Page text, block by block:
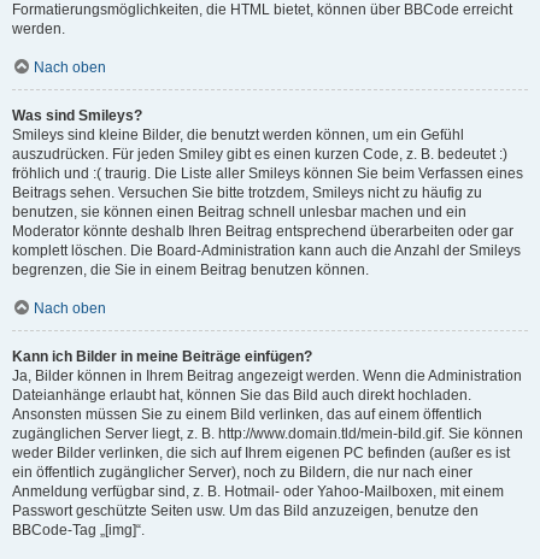
Formatierungsmöglichkeiten, die HTML bietet, können über BBCode erreicht
werden.
Nach oben
Was sind Smileys?
Smileys sind kleine Bilder, die benutzt werden können, um ein Gefühl
auszudrücken. Für jeden Smiley gibt es einen kurzen Code, z. B. bedeutet :)
fröhlich und :( traurig. Die Liste aller Smileys können Sie beim Verfassen eines
Beitrags sehen. Versuchen Sie bitte trotzdem, Smileys nicht zu häufig zu
benutzen, sie können einen Beitrag schnell unlesbar machen und ein
Moderator könnte deshalb Ihren Beitrag entsprechend überarbeiten oder gar
komplett löschen. Die Board-Administration kann auch die Anzahl der Smileys
begrenzen, die Sie in einem Beitrag benutzen können.
Nach oben
Kann ich Bilder in meine Beiträge einfügen?
Ja, Bilder können in Ihrem Beitrag angezeigt werden. Wenn die Administration
Dateianhänge erlaubt hat, können Sie das Bild auch direkt hochladen.
Ansonsten müssen Sie zu einem Bild verlinken, das auf einem öffentlich
zugänglichen Server liegt, z. B. http://www.domain.tld/mein-bild.gif. Sie können
weder Bilder verlinken, die sich auf Ihrem eigenen PC befinden (außer es ist
ein öffentlich zugänglicher Server), noch zu Bildern, die nur nach einer
Anmeldung verfügbar sind, z. B. Hotmail- oder Yahoo-Mailboxen, mit einem
Passwort geschützte Seiten usw. Um das Bild anzuzeigen, benutze den
BBCode-Tag „[img]“.